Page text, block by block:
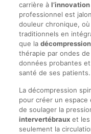
carrière à
professionnel est
douleur chronique,
traditionnels en
que la
thérapie par ondes de
données probantes
santé de ses patients.
La décompression
pour créer un
de soulager la
intervertébrauxet les
seulement la